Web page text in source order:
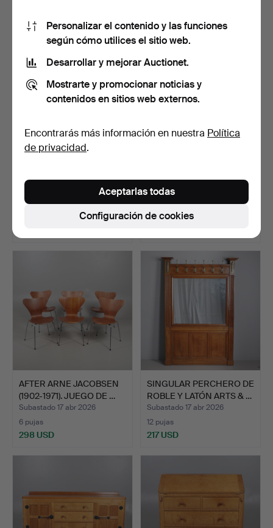
128 USD 203 USD
MESA CONSOLA ARTS &
CRAFTS EN NOGAL,
SIGLO…
Subastado 17 abr 2026
PAR DE ESTANTERÍAS
CONTEMPORÁNEAS DE
ROBLE.
Subastado 17 abr 2026
18 pujas
AFTER ARNE JACOBSEN
(1902-1971). JUEGO DE …
Subastado 17 abr 2026
6 pujas
298 USD
SINGULAR PERCHERO DE
ROBLE Y LATÓN ARTS & …
Subastado 17 abr 2026
12 pujas
217 USD
Personalizar el contenido y las funciones
según cómo utilices el sitio web.
Desarrollar y mejorar Auctionet.
Mostrarte y promocionar noticias y
contenidos en sitios web externos.
Encontrarás más información en nuestra Política
de privacidad.
Configuración de cookies
Aceptarlas todas